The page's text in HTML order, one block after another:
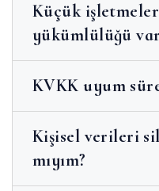
Küçük
yükümlülüğü var
KVKK uyum
Kişisel verileri
mıyım?